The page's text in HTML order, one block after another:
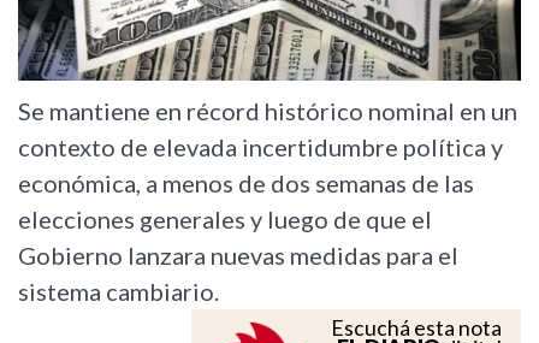
Se mantiene en récord histórico nominal en un
contexto de elevada incertidumbre política y
económica, a menos de dos semanas de las
elecciones generales y luego de que el
Gobierno lanzara nuevas medidas para el
sistema cambiario.
Escuchá esta nota